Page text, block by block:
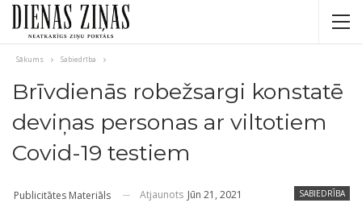
Sākums Sabiedrība
Brīvdienās robežsargi konstatē
deviņas personas ar viltotiem
Covid-19 testiem
SABIEDRĪBA
Publicitātes Materiāls Atjaunots Jūn 21, 2021